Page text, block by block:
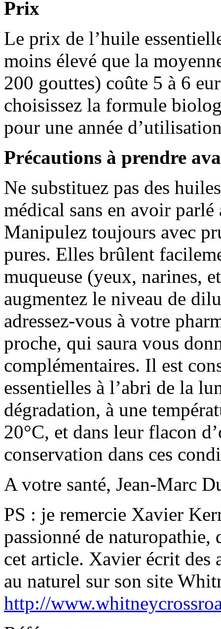
Prix
Le prix de l’huile
moins élevé que la
200 gouttes) coûte 5 à 6
choisissez la formule
pour une année
Précautions à prendre
Ne substituez pas des
médical sans en avoir
Manipulez toujours avec
pures. Elles brûlent
muqueuse (yeux, narines,
augmentez le niveau de
adressez-vous à votre
proche, qui saura vous
complémentaires. Il est
essentielles à l’abri de la
dégradation, à une
20°C, et dans leur flacon
conservation dans ces
A votre santé, Jean-Marc
PS : je remercie Xavier
passionné de naturopathie,
cet article. Xavier écrit des
au naturel sur son site
http://